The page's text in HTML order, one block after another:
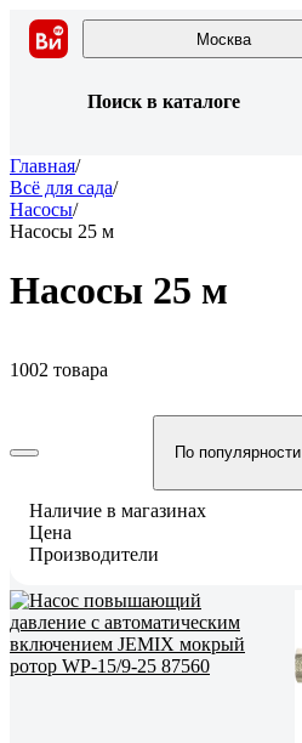
Москва
Поиск в каталоге
Главная/
Всё для сада/
Насосы/
Насосы 25 м
Насосы 25 м
1002 товара
По популярности
Наличие в магазинах
Цена
Производители